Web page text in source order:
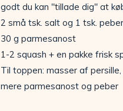
godt du kan "tillade dig" at
2 små tsk. salt og 1 tsk. peber
30 g parmesanost
1-2 squash + en pakke frisk
Til toppen: masser af
mere parmesanost og peber